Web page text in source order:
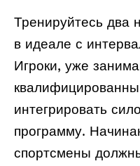
Тренируйтесь два
в идеале с
Игроки, уже
интегрировать
программу.
спортсмены